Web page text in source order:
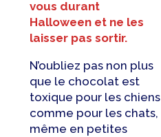
vous durant
Halloween et ne les
laisser pas sortir.
N’oubliez pas non plus
que le chocolat est
toxique pour les chiens
comme pour les chats,
même en petites